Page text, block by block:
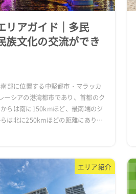
リアガイド｜多民
族文化の交流ができ
部に位置する中堅都市・マラッカ
ーシアの港湾都市であり、首都のク
らは南に150kmほど、最南端のジ
は北に250kmほどの距離にあり…
エリア紹介